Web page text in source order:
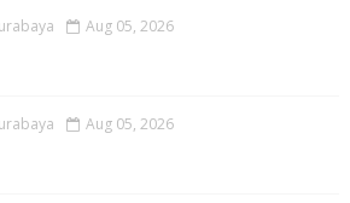
Aug 05, 2026
Aug 05, 2026